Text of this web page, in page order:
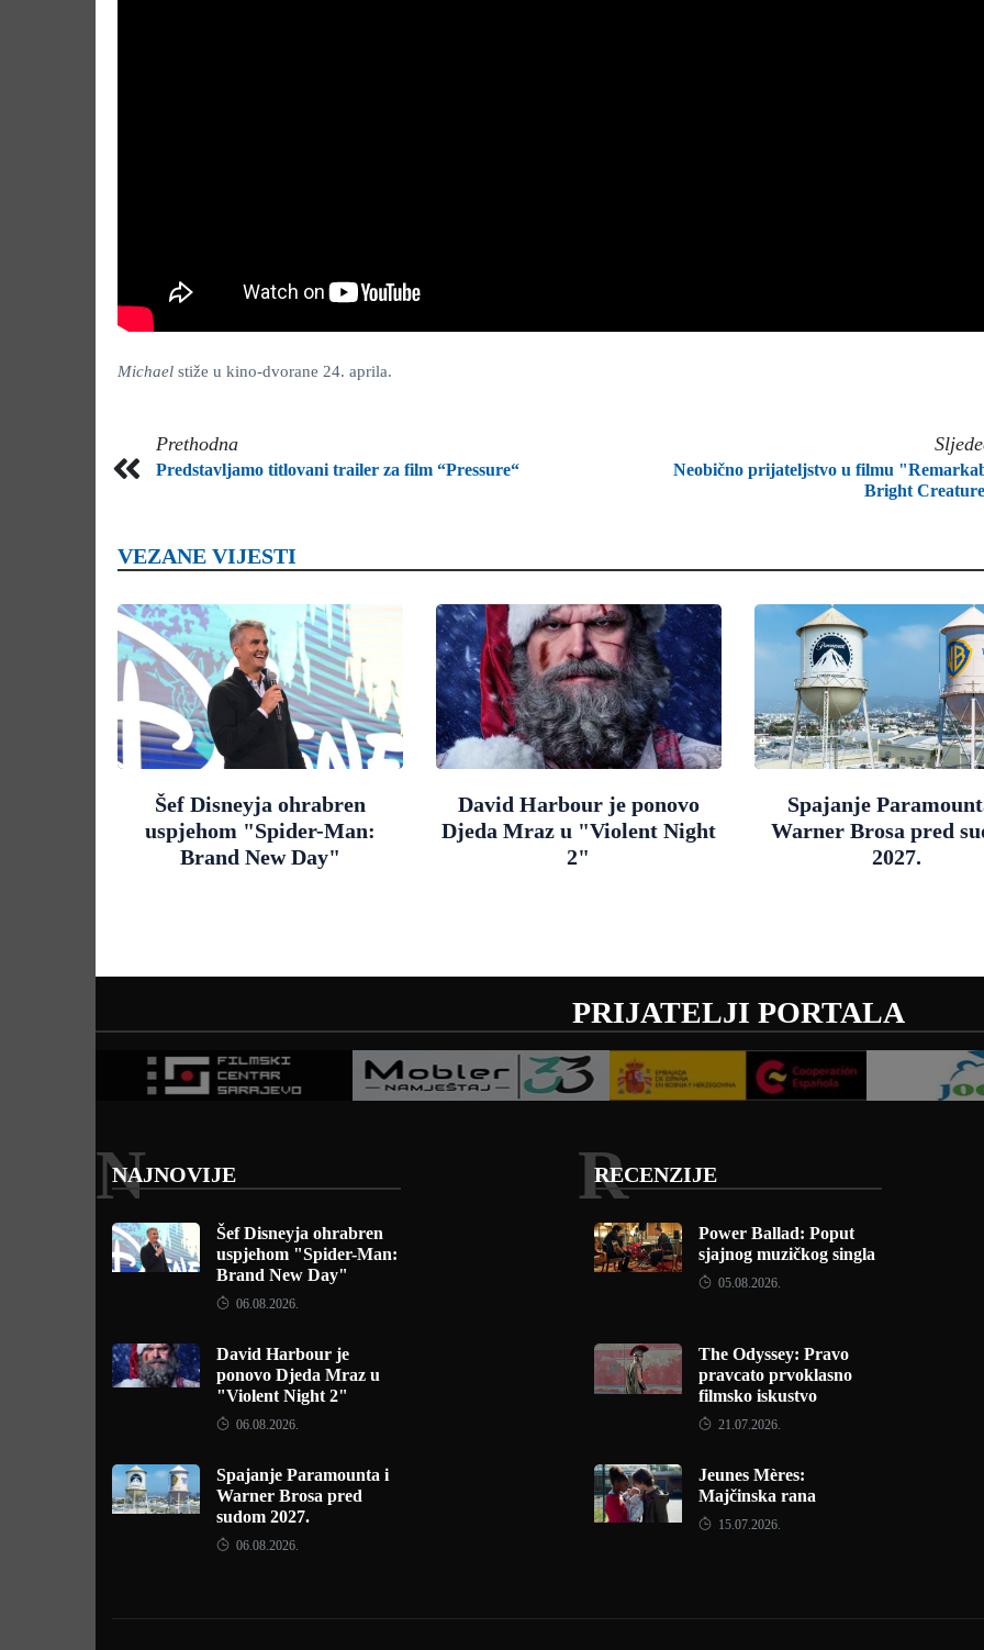
Michael stiže u kino-dvorane 24. aprila.
Prethodna
Predstavljamo titlovani trailer za film “Pressure“
Neobično prijateljstvo u filmu
Bright
VEZANE VIJESTI
Šef Disneyja ohrabren
uspjehom "Spider-Man:
Brand New Day"
David Harbour je ponovo
Djeda Mraz u "Violent Night
2"
Spajanje
Warner Brosa pred
2027.
PRIJATELJI PORTALA
NAJNOVIJE
N
Šef Disneyja ohrabren
uspjehom "Spider-Man:
Brand New Day"
06.08.2026.
David Harbour je
ponovo Djeda Mraz u
"Violent Night 2"
06.08.2026.
Spajanje Paramounta i
Warner Brosa pred
sudom 2027.
06.08.2026.
RECENZIJE
R
Power Ballad: Poput
sjajnog muzičkog singla
05.08.2026.
The Odyssey: Pravo
pravcato prvoklasno
filmsko iskustvo
21.07.2026.
Jeunes Mères:
Majčinska rana
15.07.2026.